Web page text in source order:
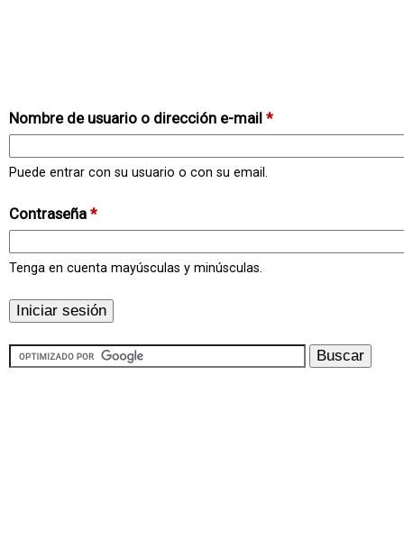
Nombre de usuario o dirección e-mail *
Puede entrar con su usuario o con su email.
Contraseña *
Tenga en cuenta mayúsculas y minúsculas.